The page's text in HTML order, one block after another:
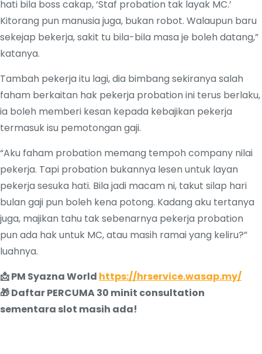
hati bila boss cakap, ‘Staf probation tak layak MC.’
Kitorang pun manusia juga, bukan robot. Walaupun baru
sekejap bekerja, sakit tu bila-bila masa je boleh datang,”
katanya.
Tambah pekerja itu lagi, dia bimbang sekiranya salah
faham berkaitan hak pekerja probation ini terus berlaku,
ia boleh memberi kesan kepada kebajikan pekerja
termasuk isu pemotongan gaji.
“Aku faham probation memang tempoh company nilai
pekerja. Tapi probation bukannya lesen untuk layan
pekerja sesuka hati. Bila jadi macam ni, takut silap hari
bulan gaji pun boleh kena potong. Kadang aku tertanya
juga, majikan tahu tak sebenarnya pekerja probation
pun ada hak untuk MC, atau masih ramai yang keliru?”
luahnya.
📩 PM Syazna World https://hrservice.wasap.my/
🎁 Daftar PERCUMA 30 minit consultation
sementara slot masih ada!